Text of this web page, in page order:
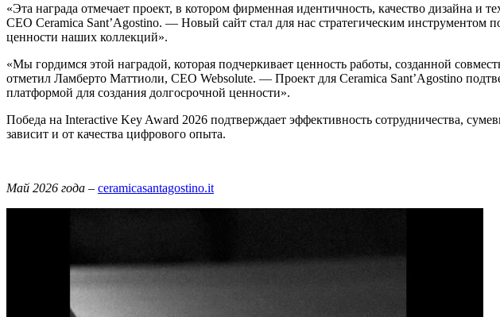
«Эта награда отмечает проект, в котором фирменная идентичность, качество дизайна
CEO Ceramica Sant’Agostino. — Новый сайт стал для нас стратегическим
ценности наших коллекций».
«Мы гордимся этой наградой, которая подчеркивает ценность работы, созданной
отметил Ламберто Маттиоли, CEO Websolute. — Проект для Ceramica Sant’Agostino
платформой для создания долгосрочной ценности».
Победа на Interactive Key Award 2026 подтверждает эффективность сотрудничества,
зависит и от качества цифрового опыта.
Май 2026 года – ceramicasantagostino.it